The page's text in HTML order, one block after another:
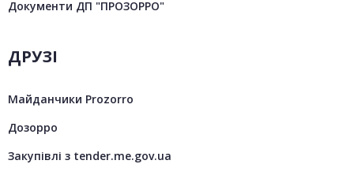
Документи ДП "ПРОЗОРРО"
ДРУЗІ
Майданчики Prozorro
Дозорро
Закупівлі з tender.me.gov.ua